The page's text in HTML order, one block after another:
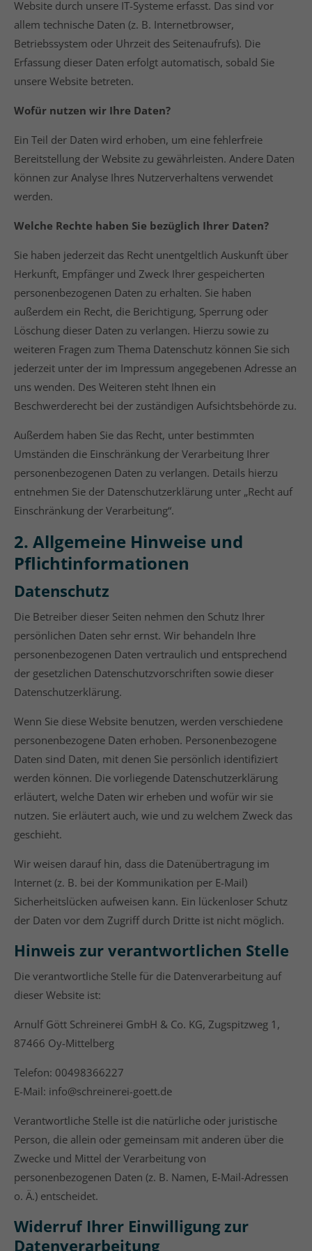
About us
Lorem ipsum dolor sit amet, consectetuer adipiscing
elit.
Aenean commodo ligula eget dolor. Aenean massa.
parturient montes, nascetur ridiculus mus. Donec
Website durch unsere IT-Systeme erfasst. Das sind vor
allem technische Daten (z. B. Internetbrowser,
Betriebssystem oder Uhrzeit des Seitenaufrufs). Die
Erfassung dieser Daten erfolgt automatisch, sobald Sie
unsere Website betreten.
Wofür nutzen wir Ihre Daten?
Ein Teil der Daten wird erhoben, um eine fehlerfreie
Bereitstellung der Website zu gewährleisten. Andere Daten
können zur Analyse Ihres Nutzerverhaltens verwendet
werden.
Welche Rechte haben Sie bezüglich Ihrer Daten?
Sie haben jederzeit das Recht unentgeltlich Auskunft über
Herkunft, Empfänger und Zweck Ihrer gespeicherten
personenbezogenen Daten zu erhalten. Sie haben
außerdem ein Recht, die Berichtigung, Sperrung oder
Löschung dieser Daten zu verlangen. Hierzu sowie zu
weiteren Fragen zum Thema Datenschutz können Sie sich
jederzeit unter der im Impressum angegebenen Adresse an
uns wenden. Des Weiteren steht Ihnen ein
Beschwerderecht bei der zuständigen Aufsichtsbehörde zu.
Außerdem haben Sie das Recht, unter bestimmten
Umständen die Einschränkung der Verarbeitung Ihrer
personenbezogenen Daten zu verlangen. Details hierzu
entnehmen Sie der Datenschutzerklärung unter „Recht auf
Einschränkung der Verarbeitung“.
2. Allgemeine Hinweise und
Pflichtinformationen
Datenschutz
Die Betreiber dieser Seiten nehmen den Schutz Ihrer
persönlichen Daten sehr ernst. Wir behandeln Ihre
personenbezogenen Daten vertraulich und entsprechend
der gesetzlichen Datenschutzvorschriften sowie dieser
Datenschutzerklärung.
Wenn Sie diese Website benutzen, werden verschiedene
personenbezogene Daten erhoben. Personenbezogene
Daten sind Daten, mit denen Sie persönlich identifiziert
werden können. Die vorliegende Datenschutzerklärung
erläutert, welche Daten wir erheben und wofür wir sie
nutzen. Sie erläutert auch, wie und zu welchem Zweck das
geschieht.
Wir weisen darauf hin, dass die Datenübertragung im
Internet (z. B. bei der Kommunikation per E-Mail)
Sicherheitslücken aufweisen kann. Ein lückenloser Schutz
der Daten vor dem Zugriff durch Dritte ist nicht möglich.
Hinweis zur verantwortlichen Stelle
Die verantwortliche Stelle für die Datenverarbeitung auf
dieser Website ist:
Arnulf Gött Schreinerei GmbH & Co. KG, Zugspitzweg 1,
87466 Oy-Mittelberg
Telefon: 00498366227
E-Mail: info@schreinerei-goett.de
Verantwortliche Stelle ist die natürliche oder juristische
Person, die allein oder gemeinsam mit anderen über die
Zwecke und Mittel der Verarbeitung von
personenbezogenen Daten (z. B. Namen, E-Mail-Adressen
o. Ä.) entscheidet.
Widerruf Ihrer Einwilligung zur
Datenverarbeitung